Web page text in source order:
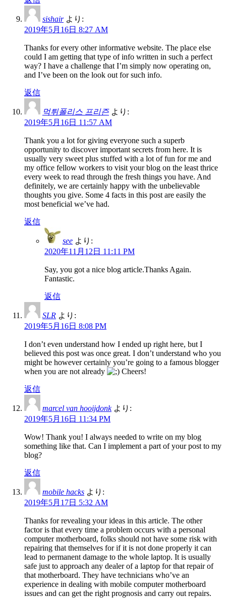
sishair より:
2019年5月16日 8:27 AM
Thanks for every other informative website. The place else
could I am getting that type of info written in such a perfect
way? I have a challenge that I’m simply now operating on,
and I’ve been on the look out for such info.
返信
먹튀폴리스 프리즌 より:
2019年5月16日 11:57 AM
Thank you a lot for giving everyone such a superb
opportunity to discover important secrets from here. It is
usually very sweet plus stuffed with a lot of fun for me and
my office fellow workers to visit your blog on the least thrice
every week to read through the fresh things you have. And
definitely, we are certainly happy with the unbelievable
thoughts you give. Some 4 facts in this post are easily the
most beneficial we’ve had.
返信
see より:
2020年11月12日 11:11 PM
Say, you got a nice blog article.Thanks Again.
Fantastic.
返信
SLR より:
2019年5月16日 8:08 PM
I don’t even understand how I ended up right here, but I
believed this post was once great. I don’t understand who you
might be however certainly you’re going to a famous blogger
when you are not already
Cheers!
返信
marcel van hooijdonk より:
2019年5月16日 11:34 PM
Wow! Thank you! I always needed to write on my blog
something like that. Can I implement a part of your post to my
blog?
返信
mobile hacks より:
2019年5月17日 5:32 AM
Thanks for revealing your ideas in this article. The other
factor is that every time a problem occurs with a personal
computer motherboard, folks should not have some risk with
repairing that themselves for if it is not done properly it can
lead to permanent damage to the whole laptop. It is usually
safe just to approach any dealer of a laptop for that repair of
that motherboard. They have technicians who’ve an
experience in dealing with mobile computer motherboard
issues and can get the right prognosis and carry out repairs.